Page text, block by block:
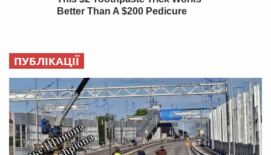
ПУБЛІКАЦІЇ